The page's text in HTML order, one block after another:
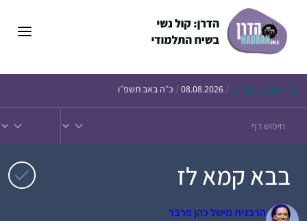
הדף היומי – חולין ק /
08.08.2026
/ כ״ה באב תשפ״ו
בבא קמא לז
הרבנית מישל כהן פרבר